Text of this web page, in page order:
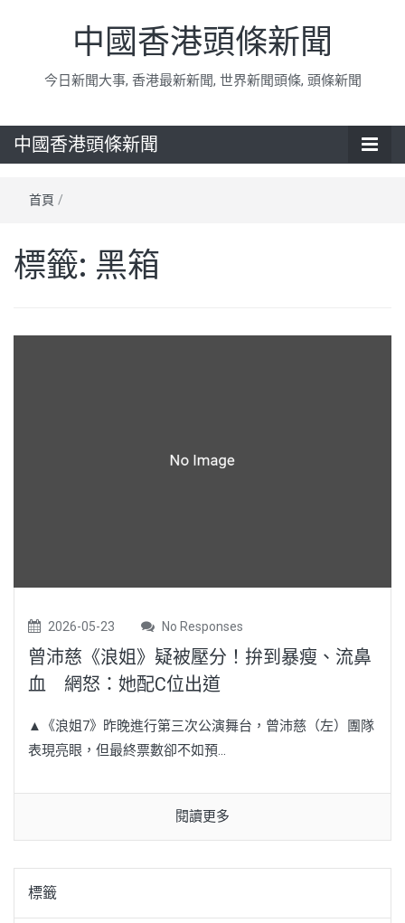
中國香港頭條新聞
今日新聞大事, 香港最新新聞, 世界新聞頭條, 頭條新聞
中國香港頭條新聞
首頁 /
標籤: 黑箱
2026-05-23 No Responses
曾沛慈《浪姐》疑被壓分！拚到暴瘦、流鼻
血 網怒：她配C位出道
▲《浪姐7》昨晚進行第三次公演舞台，曾沛慈（左）團隊
表現亮眼，但最終票數卻不如預...
閱讀更多
標籤